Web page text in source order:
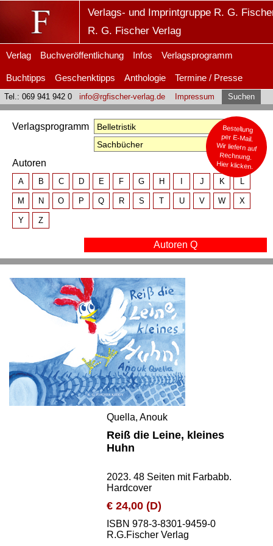
Verlags- und Imprintgruppe R. G.
R. G. Fischer Verlag
Verlag Buchveröffentlichung Infos Verlagsprogramm
Buchtipps Geschenktipps Anthologie Termine / Presse
Tel.: 069 941 942 0 info@rgfischer-verlag.de Impressum Suchen
Bestellung
per E-Mail.
Wir liefern auf
Rechnung.
Hier klicken.
Verlagsprogramm
Autoren
A B C D E F G H J K L
M N O P Q R S T U V W X
Y Z
Autoren Q
Quella, Anouk
Reiß die Leine, kleines
Huhn
2023. 48 Seiten mit Farbabb.
Hardcover
€ 24,00 (D)
ISBN 978-3-8301-9459-0
R.G.Fischer Verlag